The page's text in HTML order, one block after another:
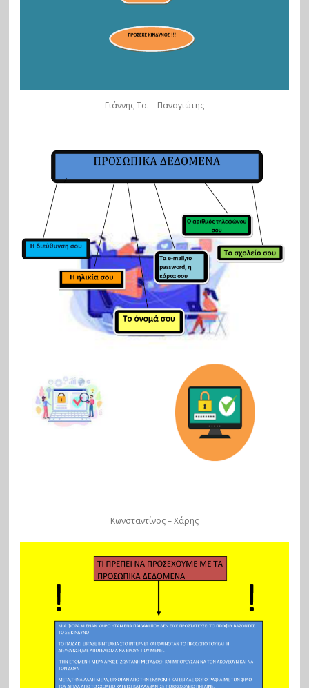
Γιάννης Τσ. – Παναγιώτης
Κωνσταντίνος – Χάρης